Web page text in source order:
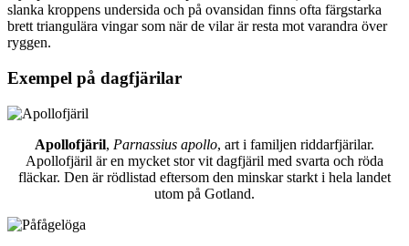
slanka kroppens undersida och på ovansidan finns ofta färgstarka
brett triangulära vingar som när de vilar är resta mot varandra över
ryggen.
Exempel på dagfjärilar
Apollofjäril, Parnassius apollo, art i familjen riddarfjärilar.
Apollofjäril är en mycket stor vit dagfjäril med svarta och röda
fläckar. Den är rödlistad eftersom den minskar starkt i hela landet
utom på Gotland.